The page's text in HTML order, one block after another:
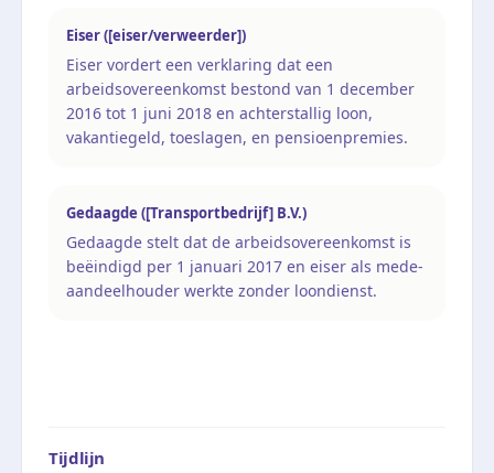
Eiser ([eiser/verweerder])
Eiser vordert een verklaring dat een
arbeidsovereenkomst bestond van 1 december
2016 tot 1 juni 2018 en achterstallig loon,
vakantiegeld, toeslagen, en pensioenpremies.
Gedaagde ([Transportbedrijf] B.V.)
Gedaagde stelt dat de arbeidsovereenkomst is
beëindigd per 1 januari 2017 en eiser als mede-
aandeelhouder werkte zonder loondienst.
Tijdlijn